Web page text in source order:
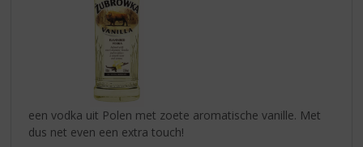
een vodka uit Polen met zoete aromatische vanille. Met
dus net even een extra touch!